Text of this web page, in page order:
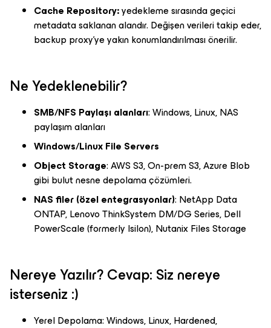
Cache Repository:yedekleme sırasında geçici
metadata saklanan alandır. Değişen verileri takip eder,
backup proxy’ye yakın konumlandırılması önerilir.
Ne Yedeklenebilir?
SMB/NFS Paylaşı alanları: Windows, Linux, NAS
paylaşım alanları
Windows/Linux File Servers
Object Storage: AWS S3, On-prem S3, Azure Blob
gibi bulut nesne depolama çözümleri.
NAS filer (özel entegrasyonlar): NetApp Data
ONTAP, Lenovo ThinkSystem DM/DG Series, Dell
PowerScale (formerly Isilon), Nutanix Files Storage
Nereye Yazılır? Cevap: Siz nereye
isterseniz :)
Yerel Depolama: Windows, Linux, Hardened,